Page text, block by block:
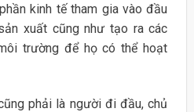
kinh tế tham gia vào đầu
xuất cũng như tạo ra các
trường để họ có thể hoạt
phải là người đi đầu, chủ